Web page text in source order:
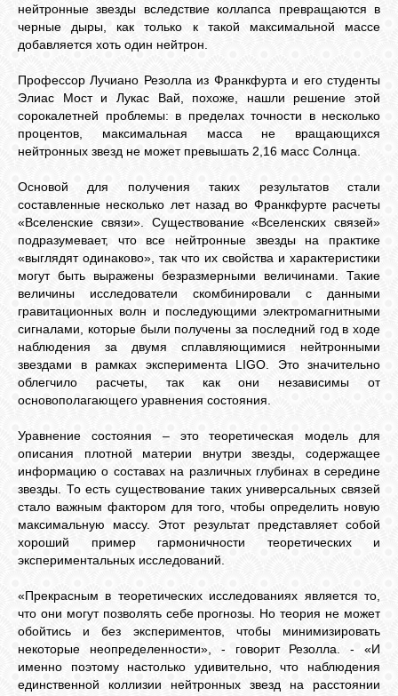
нейтронные звезды вследствие коллапса превращаются в
черные дыры, как только к такой максимальной массе
добавляется хоть один нейтрон.
Профессор Лучиано Резолла из Франкфурта и его студенты
Элиас Мост и Лукас Вай, похоже, нашли решение этой
сорокалетней проблемы: в пределах точности в несколько
процентов, максимальная масса не вращающихся
нейтронных звезд не может превышать 2,16 масс Солнца.
Основой для получения таких результатов стали
составленные несколько лет назад во Франкфурте расчеты
«Вселенские связи». Существование «Вселенских связей»
подразумевает, что все нейтронные звезды на практике
«выглядят одинаково», так что их свойства и характеристики
могут быть выражены безразмерными величинами. Такие
величины исследователи скомбинировали с данными
гравитационных волн и последующими электромагнитными
сигналами, которые были получены за последний год в ходе
наблюдения за двумя сплавляющимися нейтронными
звездами в рамках эксперимента LIGO. Это значительно
облегчило расчеты, так как они независимы от
основополагающего уравнения состояния.
Уравнение состояния – это теоретическая модель для
описания плотной материи внутри звезды, содержащее
информацию о составах на различных глубинах в середине
звезды. То есть существование таких универсальных связей
стало важным фактором для того, чтобы определить новую
максимальную массу. Этот результат представляет собой
хороший пример гармоничности теоретических и
экспериментальных исследований.
«Прекрасным в теоретических исследованиях является то,
что они могут позволять себе прогнозы. Но теория не может
обойтись и без экспериментов, чтобы минимизировать
некоторые неопределенности», - говорит Резолла. - «И
именно поэтому настолько удивительно, что наблюдения
единственной коллизии нейтронных звезд на расстоянии